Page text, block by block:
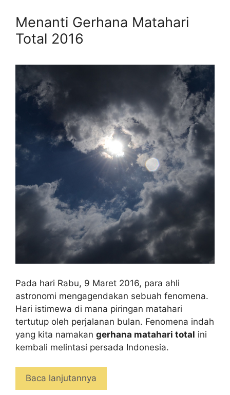
Menanti Gerhana Matahari
Total 2016
Pada hari Rabu, 9 Maret 2016, para ahli
astronomi mengagendakan sebuah fenomena.
Hari istimewa di mana piringan matahari
tertutup oleh perjalanan bulan. Fenomena indah
yang kita namakan gerhana matahari total ini
kembali melintasi persada Indonesia.
Baca lanjutannya